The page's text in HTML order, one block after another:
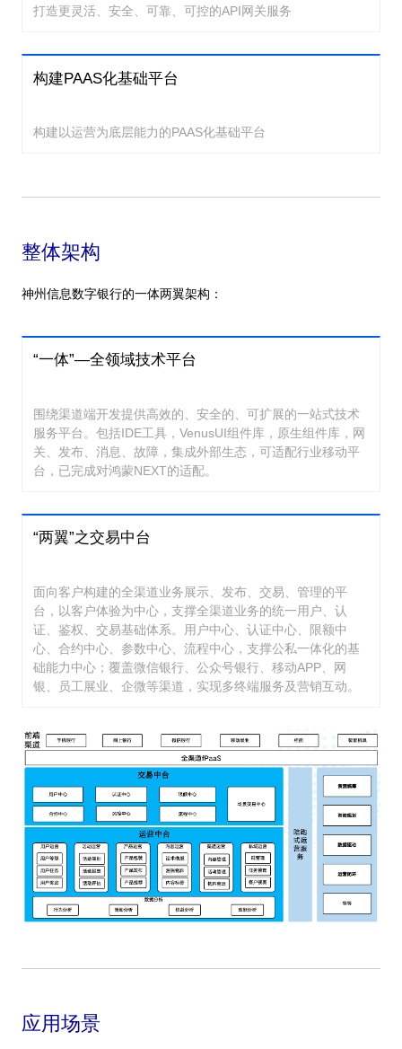
打造更灵活、安全、可靠、可控的API网关服务
构建PAAS化基础平台
构建以运营为底层能力的PAAS化基础平台
整体架构
神州信息数字银行的一体两翼架构：
“一体”—全领域技术平台
围绕渠道端开发提供高效的、安全的、可扩展的一站式技术
服务平台。包括IDE工具，VenusUI组件库，原生组件库，网
关、发布、消息、故障，集成外部生态，可适配行业移动平
台，已完成对鸿蒙NEXT的适配。
“两翼”之交易中台
面向客户构建的全渠道业务展示、发布、交易、管理的平
台，以客户体验为中心，支撑全渠道业务的统一用户、认
证、鉴权、交易基础体系。用户中心、认证中心、限额中
心、合约中心、参数中心、流程中心，支撑公私一体化的基
础能力中心；覆盖微信银行、公众号银行、移动APP、网
银、员工展业、企微等渠道，实现多终端服务及营销互动。
应用场景